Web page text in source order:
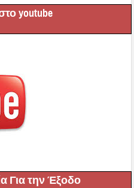
youtube
Για την Έξοδο